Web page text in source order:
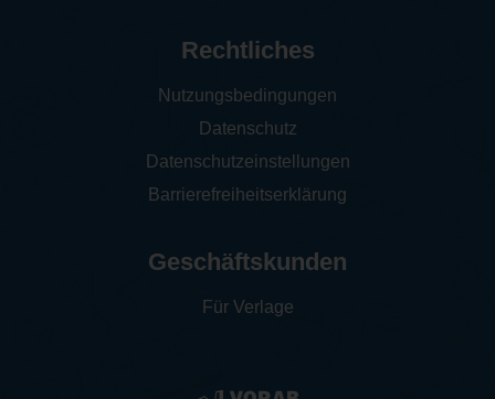
Rechtliches
Nutzungsbedingungen
Datenschutz
Datenschutzeinstellungen
Barrierefreiheitserklärung
Geschäftskunden
Für Verlage